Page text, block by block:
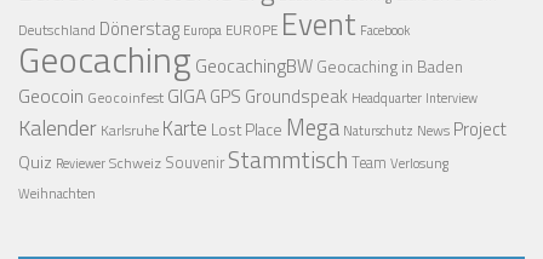
Deutschland Dönerstag Europa EUROPE Event Facebook
Geocaching GeocachingBW Geocaching in Baden
Geocoin Geocoinfest GIGAGPS Groundspeak Headquarter Interview
Kalender Karlsruhe Karte Lost Place Mega Naturschutz News Project
Quiz ReviewerSchweiz Souvenir Stammtisch Team Verlosung
Weihnachten